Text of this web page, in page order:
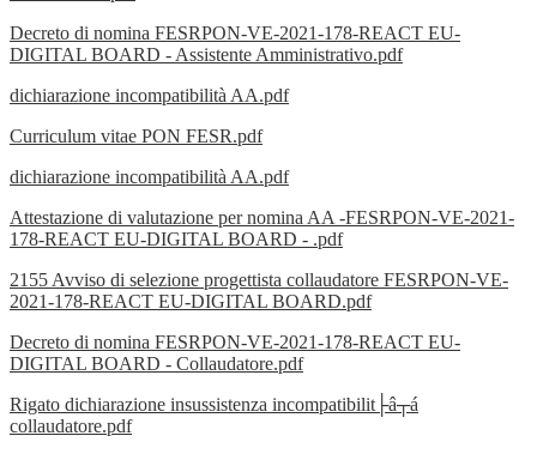
Decreto di nomina FESRPON-VE-2021-178-REACT EU-
DIGITAL BOARD - Assistente Amministrativo.pdf
dichiarazione incompatibilità AA.pdf
Curriculum vitae PON FESR.pdf
dichiarazione incompatibilità AA.pdf
Attestazione di valutazione per nomina AA -FESRPON-VE-2021-
178-REACT EU-DIGITAL BOARD - .pdf
2155 Avviso di selezione progettista collaudatore FESRPON-VE-
2021-178-REACT EU-DIGITAL BOARD.pdf
Decreto di nomina FESRPON-VE-2021-178-REACT EU-
DIGITAL BOARD - Collaudatore.pdf
Rigato dichiarazione insussistenza incompatibilit├â┬á
collaudatore.pdf